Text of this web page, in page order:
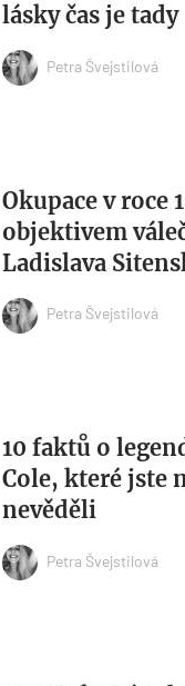
lásky čas je tady
Petra Švejstilová
Okupace v roce
objektivem
Ladislava
Petra Švejstilová
10 faktů o
Cole, které jste
nevěděli
Petra Švejstilová